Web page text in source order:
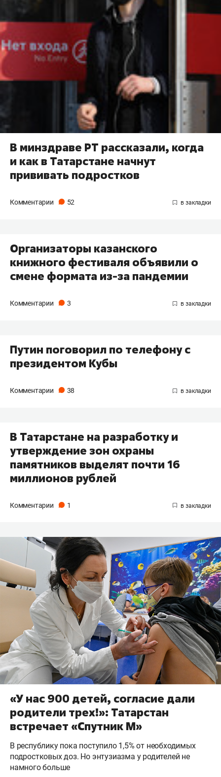
В минздраве РТ рассказали, когда
и как в Татарстане начнут
прививать подростков
Комментарии 52
Организаторы казанского
книжного фестиваля объявили о
смене формата из-за пандемии
Комментарии 3
Путин поговорил по телефону с
президентом Кубы
Комментарии 38
В Татарстане на разработку и
утверждение зон охраны
памятников выделят почти 16
миллионов рублей
Комментарии 1
«У нас 900 детей, согласие дали
родители трех!»: Татарстан
встречает «Спутник М»
В республику пока поступило 1,5% от необходимых
подростковых доз. Но энтузиазма у родителей не
намного больше